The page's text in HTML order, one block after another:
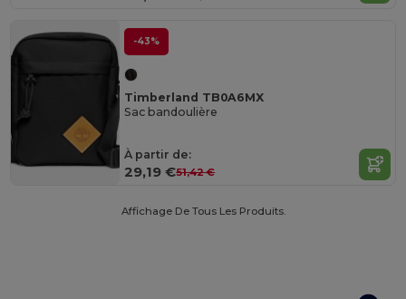
-43%
Timberland TB0A6MX
Sac bandoulière
À partir de:
29,19 €51,42 €
Affichage De Tous Les Produits.